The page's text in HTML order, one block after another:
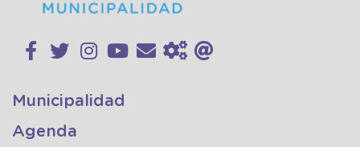
Municipalidad
Agenda